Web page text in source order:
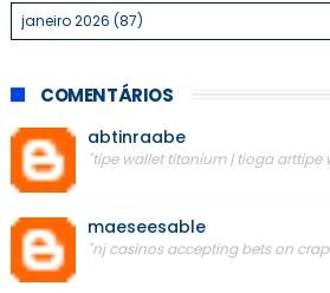
COMENTÁRIOS
abtinraabe
"tipe wallet titanium | tioga arttipe
maeseesable
"nj casinos accepting bets on